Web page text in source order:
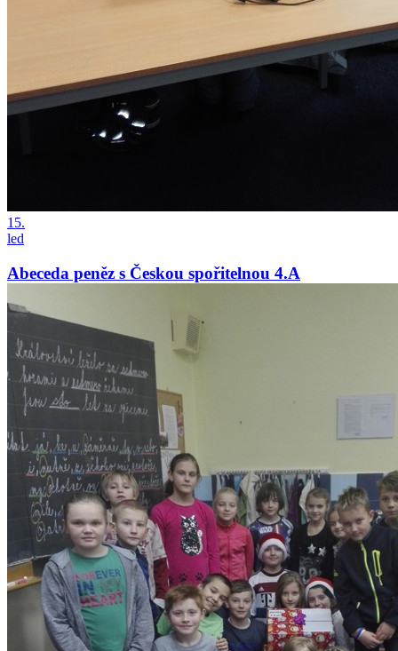
15.
led
Abeceda peněz s Českou spořitelnou 4.A